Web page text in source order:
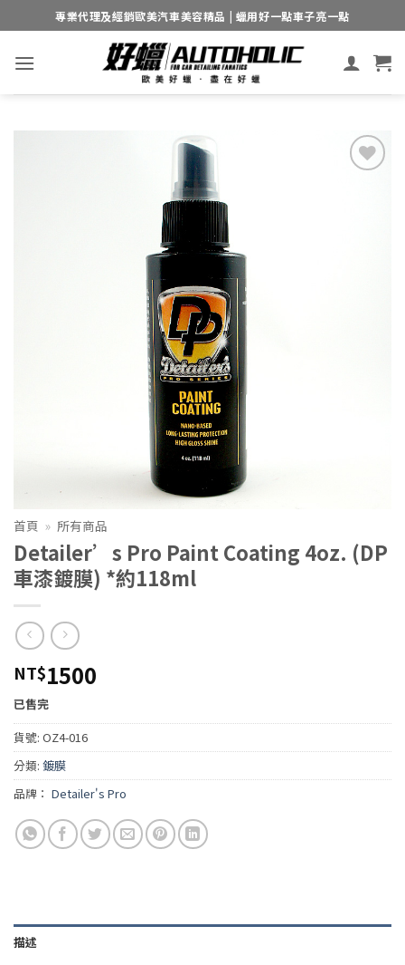
to
content
專業代理及經銷歐美汽車美容精品 | 蠟用好一點車子亮一點
首頁 » 所有商品
Detailer’s Pro Paint Coating 4oz. (DP
車漆鍍膜) *約118ml
NT$1500
已售完
貨號: OZ4-016
分類: 鍍膜
品牌： Detailer's Pro
描述